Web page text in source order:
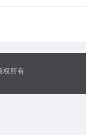
权所有